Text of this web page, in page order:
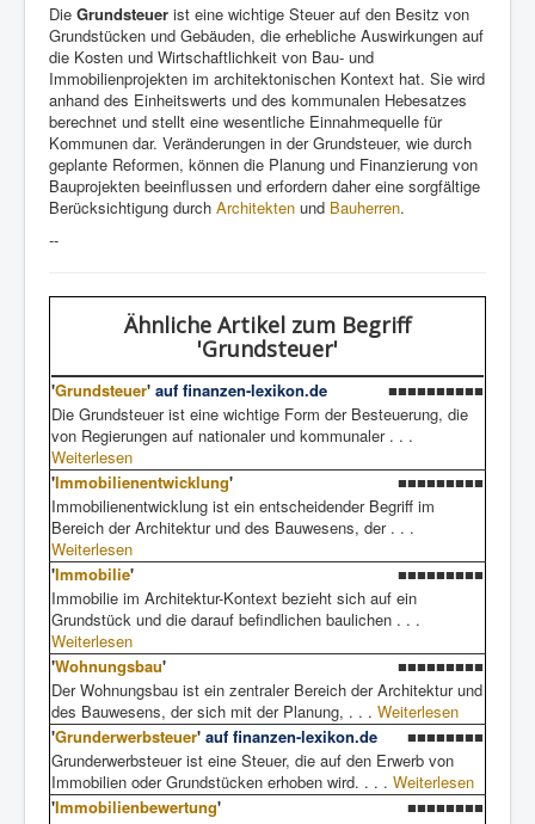
Die Grundsteuer ist eine wichtige Steuer auf den Besitz von
Grundstücken und Gebäuden, die erhebliche Auswirkungen auf
die Kosten und Wirtschaftlichkeit von Bau- und
Immobilienprojekten im architektonischen Kontext hat. Sie wird
anhand des Einheitswerts und des kommunalen Hebesatzes
berechnet und stellt eine wesentliche Einnahmequelle für
Kommunen dar. Veränderungen in der Grundsteuer, wie durch
geplante Reformen, können die Planung und Finanzierung von
Bauprojekten beeinflussen und erfordern daher eine sorgfältige
Berücksichtigung durch Architekten und Bauherren.
--
Ähnliche Artikel zum Begriff
'Grundsteuer'
'Grundsteuer' auf finanzen-lexikon.de
■■■■■■■■■■
Die Grundsteuer ist eine wichtige Form der Besteuerung, die
von Regierungen auf nationaler und kommunaler . . .
Weiterlesen
'Immobilienentwicklung'
■■■■■■■■■
Immobilienentwicklung ist ein entscheidender Begriff im
Bereich der Architektur und des Bauwesens, der . . .
Weiterlesen
'Immobilie'
■■■■■■■■■
Immobilie im Architektur-Kontext bezieht sich auf ein
Grundstück und die darauf befindlichen baulichen . . .
Weiterlesen
'Wohnungsbau'
■■■■■■■■■
Der Wohnungsbau ist ein zentraler Bereich der Architektur und
des Bauwesens, der sich mit der Planung, . . . Weiterlesen
'Grunderwerbsteuer' auf finanzen-lexikon.de
■■■■■■■■
Grunderwerbsteuer ist eine Steuer, die auf den Erwerb von
Immobilien oder Grundstücken erhoben wird. . . . Weiterlesen
'Immobilienbewertung'
■■■■■■■■